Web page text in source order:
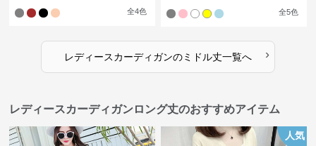
全4色 全5色
レディースカーディガンのミドル丈一覧へ ›
レディースカーディガンロング丈のおすすめアイテム
人気